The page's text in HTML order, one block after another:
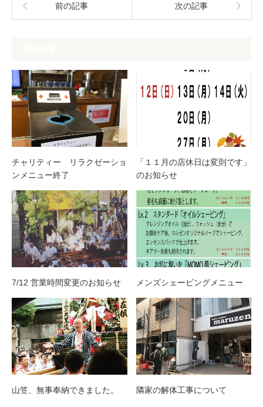
前の記事 次の記事
チャリティー リラクゼーショ
ンメニュー終了
「１１月の店休日は変則です」
のお知らせ
7/12 営業時間変更のお知らせ メンズシェービングメニュー
山笠、無事奉納できました。 隣家の解体工事について